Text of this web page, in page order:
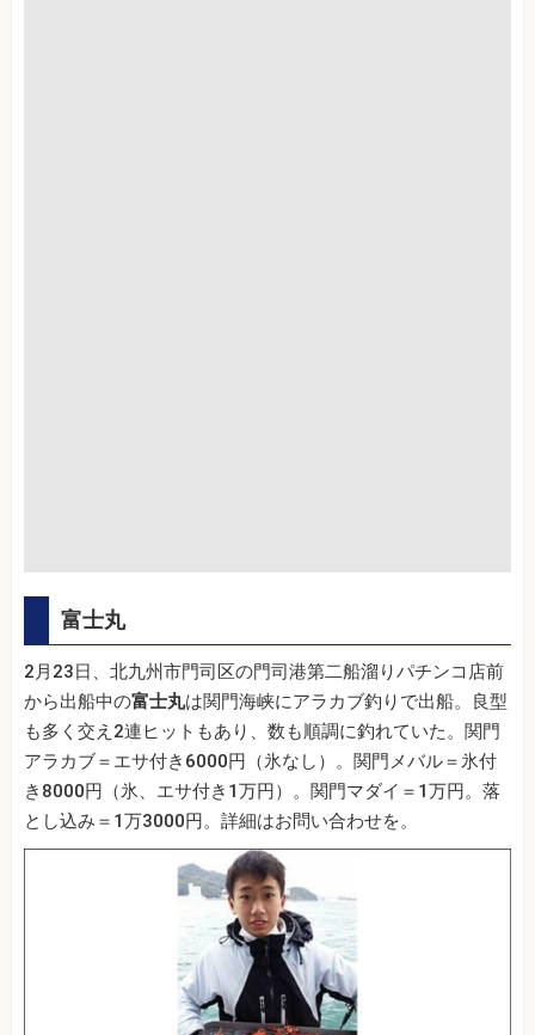
富士丸
2月23日、北九州市門司区の門司港第二船溜りパチンコ店前
から出船中の富士丸は関門海峡にアラカブ釣りで出船。良型
も多く交え2連ヒットもあり、数も順調に釣れていた。関門
アラカブ＝エサ付き6000円（氷なし）。関門メバル＝氷付
き8000円（氷、エサ付き1万円）。関門マダイ＝1万円。落
とし込み＝1万3000円。詳細はお問い合わせを。